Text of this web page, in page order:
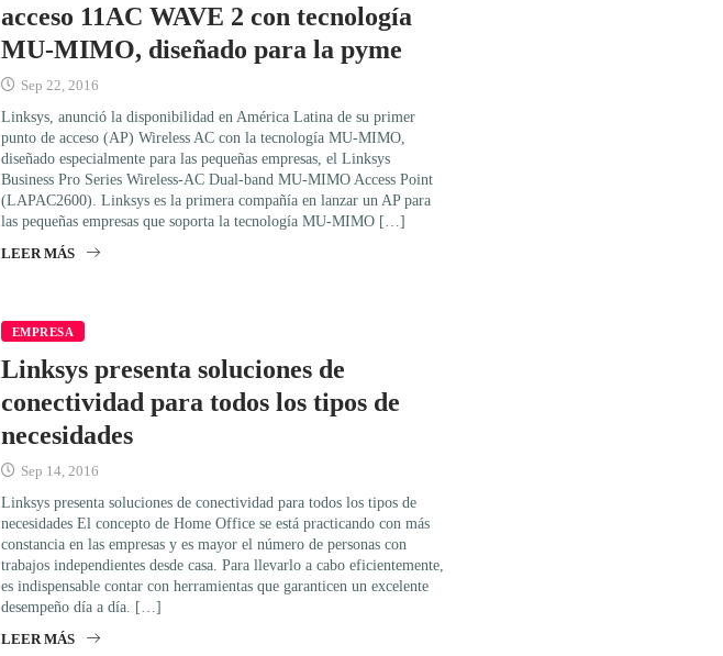
acceso 11AC WAVE 2 con tecnología
MU-MIMO, diseñado para la pyme
Sep 22, 2016
Linksys, anunció la disponibilidad en América Latina de su primer
punto de acceso (AP) Wireless AC con la tecnología MU-MIMO,
diseñado especialmente para las pequeñas empresas, el Linksys
Business Pro Series Wireless-AC Dual-band MU-MIMO Access Point
(LAPAC2600). Linksys es la primera compañía en lanzar un AP para
las pequeñas empresas que soporta la tecnología MU-MIMO […]
LEER MÁS
EMPRESA
Linksys presenta soluciones de
conectividad para todos los tipos de
necesidades
Sep 14, 2016
Linksys presenta soluciones de conectividad para todos los tipos de
necesidades El concepto de Home Office se está practicando con más
constancia en las empresas y es mayor el número de personas con
trabajos independientes desde casa. Para llevarlo a cabo eficientemente,
es indispensable contar con herramientas que garanticen un excelente
desempeño día a día. […]
LEER MÁS